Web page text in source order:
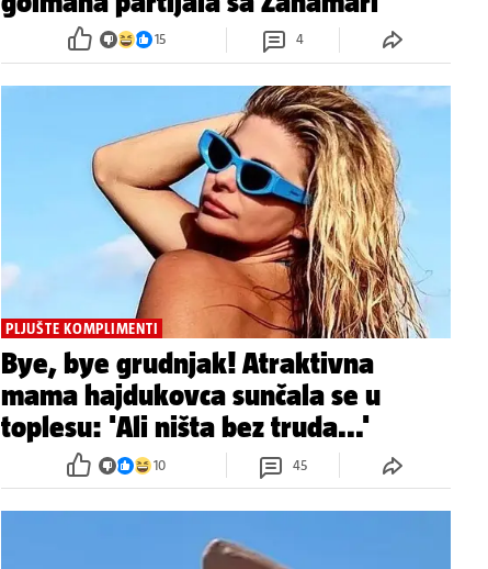
15 4
PLJUŠTE KOMPLIMENTI
Bye, bye grudnjak! Atraktivna
mama hajdukovca sunčala se u
toplesu: 'Ali ništa bez truda...'
10 45